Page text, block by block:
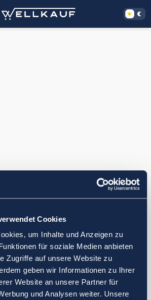
Cookies
um Inhalte und Anzeigen zu
für soziale Medien anbieten
Zugriffe auf unsere Website zu
geben wir Informationen zu Ihrer
Website an unsere Partner für
und Analysen weiter. Unsere